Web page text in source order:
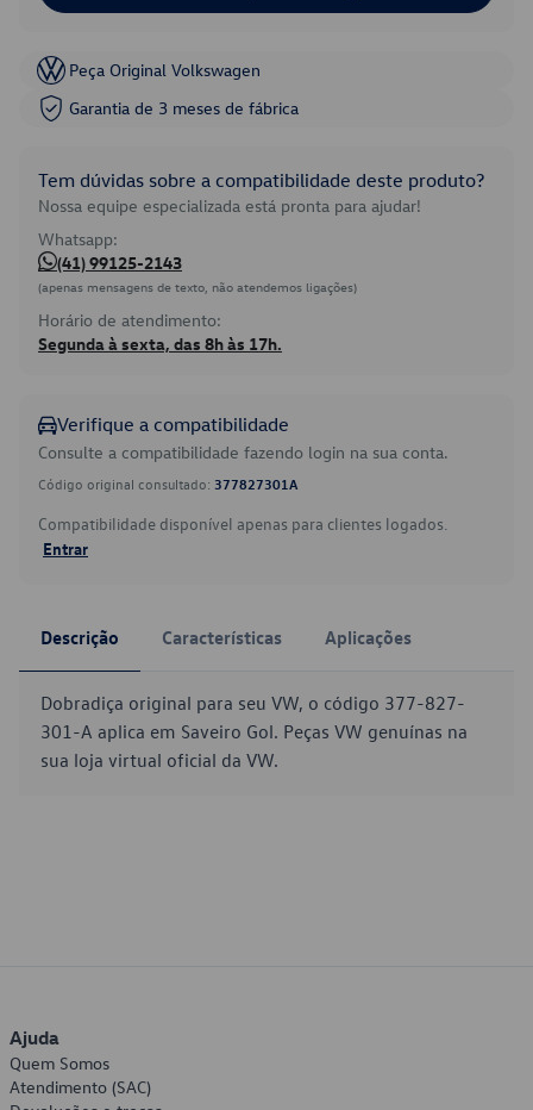
Peça Original Volkswagen
Garantia de 3 meses de fábrica
Tem dúvidas sobre a compatibilidade deste produto?
Nossa equipe especializada está pronta para ajudar!
Whatsapp:
(41) 99125-2143
(apenas mensagens de texto, não atendemos ligações)
Horário de atendimento:
Segunda à sexta, das 8h às 17h.
Verifique a compatibilidade
Consulte a compatibilidade fazendo login na sua conta.
Código original consultado: 377827301A
Compatibilidade disponível apenas para clientes logados.
Entrar
Descrição Características Aplicações
Dobradiça original para seu VW, o código 377-827-
301-A aplica em Saveiro Gol. Peças VW genuínas na
sua loja virtual oficial da VW.
Ajuda
Quem Somos
Atendimento (SAC)